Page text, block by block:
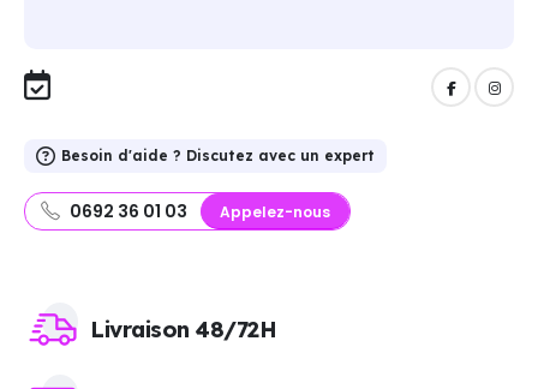
Besoin d'aide ? Discutez avec un expert
0692 36 01 03 Appelez-nous
Livraison 48/72H